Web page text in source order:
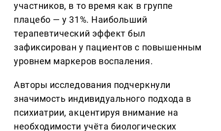
участников, в то время как в группе
плацебо — у 31%. Наибольший
терапевтический эффект был
зафиксирован у пациентов с повышенным
уровнем маркеров воспаления.
Авторы исследования подчеркнули
значимость индивидуального подхода в
психиатрии, акцентируя внимание на
необходимости учёта биологических